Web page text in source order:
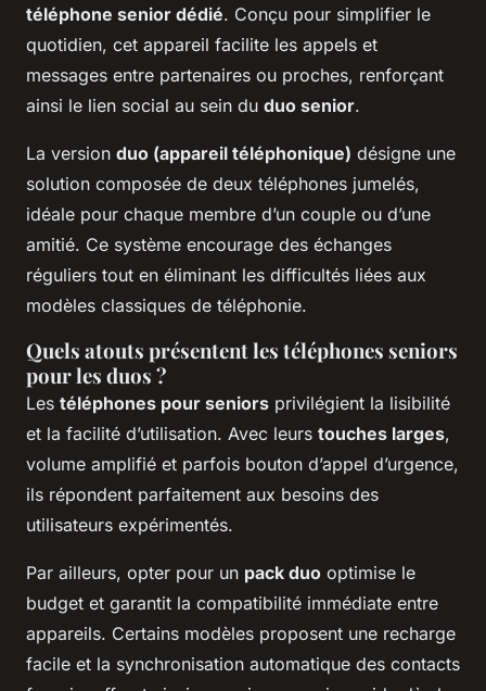
téléphone senior dédié. Conçu pour simplifier le
quotidien, cet appareil facilite les appels et
messages entre partenaires ou proches, renforçant
ainsi le lien social au sein du duo senior.
La version duo (appareil téléphonique) désigne une
solution composée de deux téléphones jumelés,
idéale pour chaque membre d’un couple ou d’une
amitié. Ce système encourage des échanges
réguliers tout en éliminant les difficultés liées aux
modèles classiques de téléphonie.
Quels atouts présentent les téléphones seniors
pour les duos ?
Les téléphones pour seniors privilégient la lisibilité
et la facilité d’utilisation. Avec leurs touches larges,
volume amplifié et parfois bouton d’appel d’urgence,
ils répondent parfaitement aux besoins des
utilisateurs expérimentés.
Par ailleurs, opter pour un pack duo optimise le
budget et garantit la compatibilité immédiate entre
appareils. Certains modèles proposent une recharge
facile et la synchronisation automatique des contacts